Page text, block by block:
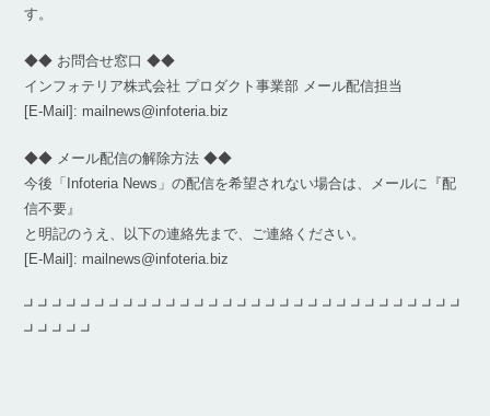
す。
◆◆ お問合せ窓口 ◆◆
インフォテリア株式会社 プロダクト事業部 メール配信担当
[E-Mail]: mailnews@infoteria.biz
◆◆ メール配信の解除方法 ◆◆
今後「Infoteria News」の配信を希望されない場合は、メールに『配
信不要』
と明記のうえ、以下の連絡先まで、ご連絡ください。
[E-Mail]: mailnews@infoteria.biz
┛┛┛┛┛┛┛┛┛┛┛┛┛┛┛┛┛┛┛┛┛┛┛┛┛┛┛┛┛┛┛
┛┛┛┛┛